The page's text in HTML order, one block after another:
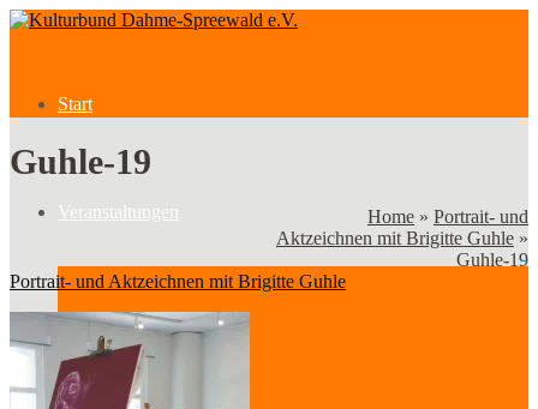
Start
Veranstaltungen
Veranstaltungen
Guhle-19
Home » Portrait- und
Aktzeichnen mit Brigitte Guhle »
Guhle-19
Portrait- und Aktzeichnen mit Brigitte Guhle